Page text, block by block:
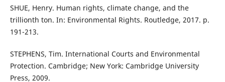
SHUE, Henry. Human rights, climate change, and the
trillionth ton. In: Environmental Rights. Routledge, 2017. p.
191-213.
STEPHENS, Tim. International Courts and Environmental
Protection. Cambridge; New York: Cambridge University
Press, 2009.